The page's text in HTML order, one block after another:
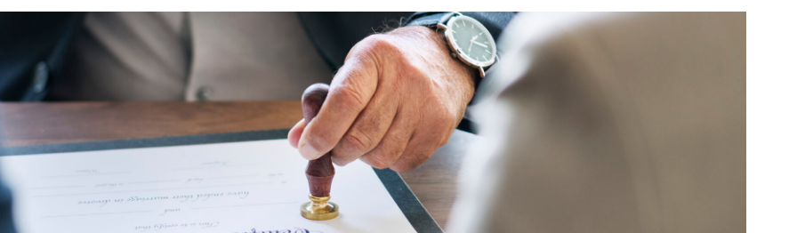
Уменьшение размера алиментов
Определение места жительства ребенка
Лишение родительских прав
Восстановления родительских прав после их лишения
Установление отцовства
Оспаривание отцовства